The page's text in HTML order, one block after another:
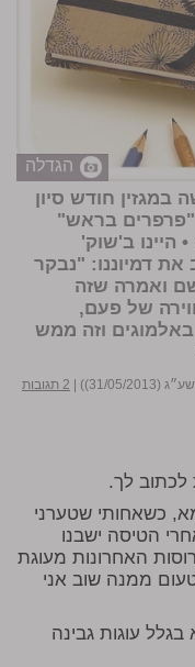
הגדלה
חודש סיון
בראש"
היינו ב'שוק'
דמיוננו: "נבקר
ואמרה שזה
של פעם,
וזה ממש
2013))
| 2 תגובות
לכתוב לך.
כשאחותי שטערני
הטיסה ישבנו
האחרונות מעוגת
ממנה שוב אני
עוגות גבינה